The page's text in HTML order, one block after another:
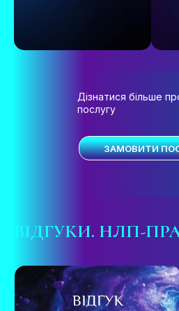
Дізнатися більше
послугу
ЗАМОВИТИ
ВІДГУКИ. НЛП-